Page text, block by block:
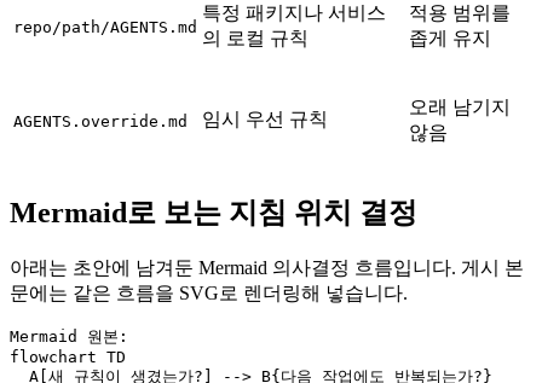
repo/path/AGENTS.md
특정 패키지나 서비스
의 로컬 규칙
적용 범위를
좁게 유지
AGENTS.override.md 임시 우선 규칙
오래 남기지
않음
Mermaid로 보는 지침 위치 결정
아래는 초안에 남겨둔 Mermaid 의사결정 흐름입니다. 게시 본
문에는 같은 흐름을 SVG로 렌더링해 넣습니다.
Mermaid 원본:
flowchart TD
  A[새 규칙이 생겼는가?] --> B{다음 작업에도 반복되는가?}